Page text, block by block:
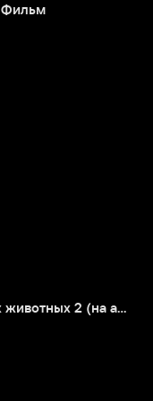
Фильм
Тайная жизнь домашних животных 2 (на английском языке)